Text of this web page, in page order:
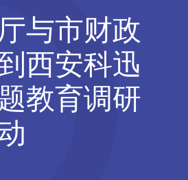
与市财政
西安科迅
教育调研